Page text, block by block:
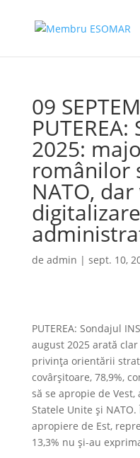
09
2025:
românilor
NATO,
de admin | sept. 10,
PUTEREA: Sondajul
august 2025 arată
privința orientării
covârșitoare, 78,9%,
să se apropie de
Statele Unite și
apropiere de Est,
13,3% nu și-au